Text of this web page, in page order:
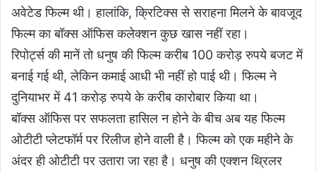
अवेटेड फिल्म थी। हालांकि, क्रिटिक्स से सराहना मिलने के बावजूद
फिल्म का बॉक्स ऑफिस कलेक्शन कुछ खास नहीं रहा।
रिपोर्ट्स की मानें तो धनुष की फिल्म करीब 100 करोड़ रुपये बजट में
बनाई गई थी, लेकिन कमाई आधी भी नहीं हो पाई थी। फिल्म ने
दुनियाभर में 41 करोड़ रुपये के करीब कारोबार किया था।
बॉक्स ऑफिस पर सफलता हासिल न होने के बीच अब यह फिल्म
ओटीटी प्लेटफॉर्म पर रिलीज होने वाली है। फिल्म को एक महीने के
अंदर ही ओटीटी पर उतारा जा रहा है। धनुष की एक्शन थ्रिलर